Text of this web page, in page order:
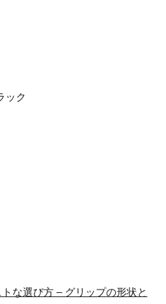
ック
な選び方 – グリップの形状と